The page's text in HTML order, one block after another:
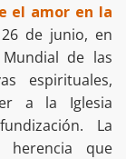
el amor en la
de junio, en
de las
espirituales,
a la Iglesia
La
herencia que